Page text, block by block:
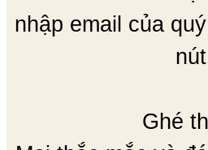
nhập email của
Ghé